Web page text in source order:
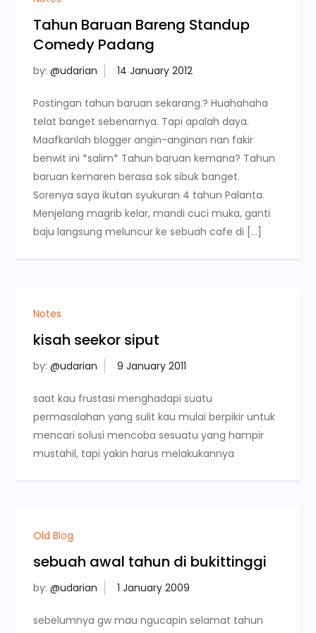
Tahun Baruan Bareng Standup
Comedy Padang
by:@udarian
Postingan tahun baruan sekarang.? Huahahaha
telat banget sebenarnya. Tapi apalah daya.
Maafkanlah blogger angin-anginan nan fakir
benwit ini *salim* Tahun baruan kemana? Tahun
baruan kemaren berasa sok sibuk banget.
Sorenya saya ikutan syukuran 4 tahun Palanta.
Menjelang magrib kelar, mandi cuci muka, ganti
baju langsung meluncur ke sebuah cafe di […]
Notes
kisah seekor siput
by:@udarian
saat kau frustasi menghadapi suatu
permasalahan yang sulit kau mulai berpikir untuk
mencari solusi mencoba sesuatu yang hampir
mustahil, tapi yakin harus melakukannya
Old Blog
sebuah awal tahun di bukittinggi
by:@udarian
sebelumnya gw mau ngucapin selamat tahun